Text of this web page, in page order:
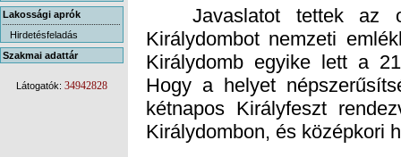
Lakossági aprók
Hirdetésfeladás
Szakmai adattár
Látogatók: 34942828
Javaslatot tettek az
Királydombot nemzeti
Királydomb egyike lett a
Hogy a helyet
kétnapos Királyfeszt
Királydombon, és középkori